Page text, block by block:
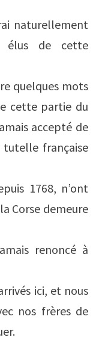
naturellement
élus de cette
quelques mots
cette partie du
accepté de
française
1768, n’ont
Corse demeure
renoncé à
ici, et nous
nos frères de